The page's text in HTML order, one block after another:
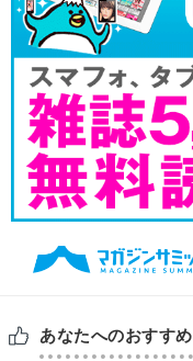
あなたへのおすすめ